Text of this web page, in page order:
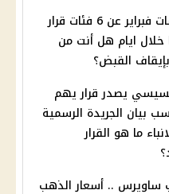
وقف صرف معاشات فبراير عن 6 فئات قرار
خلال ايام هل أنت من
القبض؟
يصدر قرار يهم
بيان الجريدة الرسمية
ما هو القرار
ساويرس .. أسعار الذهب